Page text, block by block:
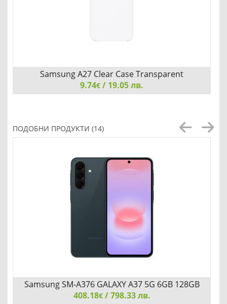
Samsung A27 Clear Case Transparent
9.74€ / 19.05 лв.
ПОДОБНИ ПРОДУКТИ (14)
Samsung SM-A376 GALAXY A37 5G 6GB 128GB
Awesome Graygreen
408.18€/ 798.33 лв.